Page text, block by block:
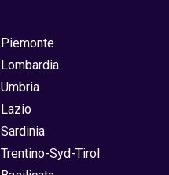
Piemonte
Lombardia
Umbria
Lazio
Sardinia
Trentino-Syd-Tirol